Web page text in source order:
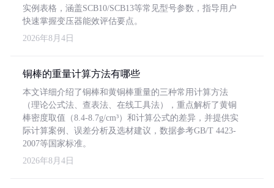
实例表格，涵盖SCB10/SCB13等常见型号参数，指导用户
快速掌握变压器能效评估要点。
2026年8月4日
铜棒的重量计算方法有哪些
本文详细介绍了铜棒和黄铜棒重量的三种常用计算方法
（理论公式法、查表法、在线工具法），重点解析了黄铜
棒密度取值（8.4-8.7g/cm³）和计算公式的差异，并提供实
际计算案例、误差分析及选材建议，数据参考GB/T 4423-
2007等国家标准。
2026年8月4日